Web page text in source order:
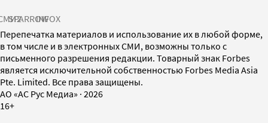
SPARROWINFOX
Перепечатка материалов и использование их в любой форме,
в том числе и в электронных СМИ, возможны только с
письменного разрешения редакции. Товарный знак Forbes
является исключительной собственностью Forbes Media Asia
Pte. Limited. Все права защищены.
AO «АС Рус Медиа» · 2026
16+